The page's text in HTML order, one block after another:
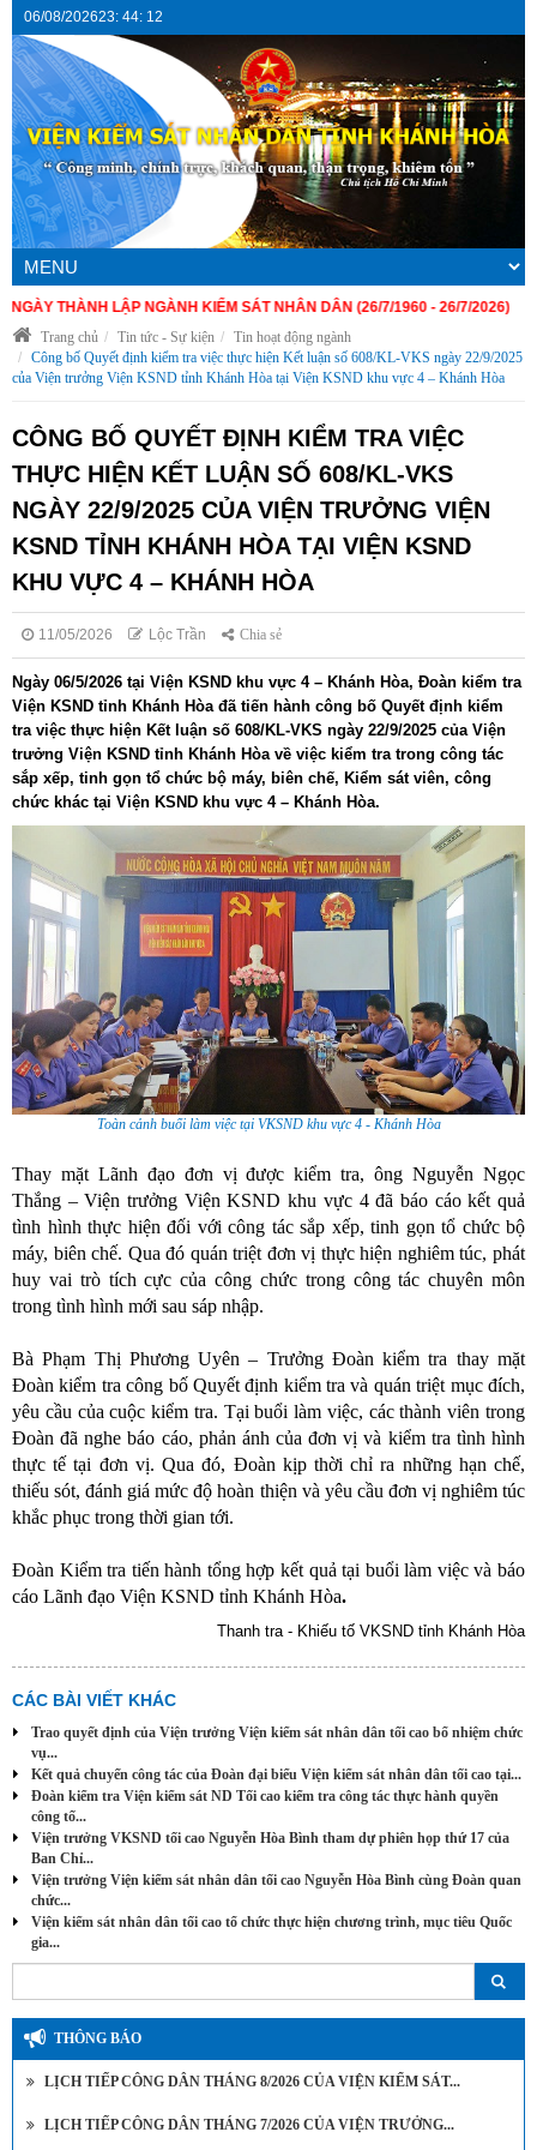
06/08/202623: 44: 12
THÀNH LẬP NGÀNH KIỂM SÁT NHÂN DÂN (26/7/1960 - 26/7/2026)
Trang chủ
Tin tức - Sự kiện
Tin hoạt động ngành
Công bố Quyết định kiểm tra việc thực hiện Kết luận số 608/KL-VKS ngày 22/9/2025
của Viện trưởng Viện KSND tỉnh Khánh Hòa tại Viện KSND khu vực 4 – Khánh Hòa
CÔNG BỐ QUYẾT ĐỊNH KIỂM TRA VIỆC
THỰC HIỆN KẾT LUẬN SỐ 608/KL-VKS
NGÀY 22/9/2025 CỦA VIỆN TRƯỞNG VIỆN
KSND TỈNH KHÁNH HÒA TẠI VIỆN KSND
KHU VỰC 4 – KHÁNH HÒA
11/05/2026 Lộc Trần Chia sẻ
Ngày 06/5/2026 tại Viện KSND khu vực 4 – Khánh Hòa, Đoàn kiểm tra
Viện KSND tỉnh Khánh Hòa đã tiến hành công bố Quyết định kiểm
tra việc thực hiện Kết luận số 608/KL-VKS ngày 22/9/2025 của Viện
trưởng Viện KSND tỉnh Khánh Hòa về việc kiểm tra trong công tác
sắp xếp, tinh gọn tổ chức bộ máy, biên chế, Kiểm sát viên, công
chức khác tại Viện KSND khu vực 4 – Khánh Hòa.
Toàn cảnh buổi làm việc tại VKSND khu vực 4 - Khánh Hòa
Thay mặt Lãnh đạo đơn vị đượckiểm tra, ông Nguyễn Ngọc
Thắng – Viện trưởng ViệnKSND khu vực 4đã báo cáokết quả
tình hình thực hiện đối với công tác sắp xếp, tinh gọn tổ chức bộ
máy, biên chế. Qua đó quán triệt đơn vị thực hiện nghiêm túc, phát
huy vai trò tích cực của công chức trong công tác chuyên môn
trong tình hình mới sau sáp nhập.
Bà Phạm Thị Phương Uyên – Trưởng Đoànkiểm tra thay mặt
Đoàn kiểm tra công bố Quyết định kiểm tra và quán triệt mục đích,
yêu cầu của cuộc kiểm tra. Tại buổi làm việc, các thành viên trong
Đoàn đãnghe báo cáo, phản ánh của đơn vị và kiểm tra tình hình
thực tế tại đơn vị. Qua đó, Đoàn kịp thời chỉ ra những hạn chế,
thiếu sót, đánh giámức độ hoàn thiện và yêu cầu đơn vị nghiêm túc
khắc phục trong thời gian tới.
Đoàn Kiểmtra tiến hành tổng hợpkết quả tại buổi làm việc và báo
cáo Lãnh đạo Viện KSND tỉnh Khánh Hòa.
Thanh tra - Khiếu tố VKSND tỉnh Khánh Hòa
CÁC BÀI VIẾT KHÁC
Trao quyết định của Viện trưởng Viện kiểm sát nhân dân tối cao bổ nhiệm chức
vụ...
Kết quả chuyến công tác của Đoàn đại biểu Viện kiểm sát nhân dân tối cao tại...
Đoàn kiểm tra Viện kiểm sát ND Tối cao kiểm tra công tác thực hành quyền
công tố...
Viện trưởng VKSND tối cao Nguyễn Hòa Bình tham dự phiên họp thứ 17 của
Ban Chỉ...
Viện trưởng Viện kiểm sát nhân dân tối cao Nguyễn Hòa Bình cùng Đoàn quan
chức...
Viện kiểm sát nhân dân tối cao tổ chức thực hiện chương trình, mục tiêu Quốc
gia...
THÔNG BÁO
LỊCH TIẾP CÔNG DÂN THÁNG 8/2026 CỦA VIỆN KIỂM SÁT...
LỊCH TIẾP CÔNG DÂN THÁNG 7/2026 CỦA VIỆN TRƯỞNG...